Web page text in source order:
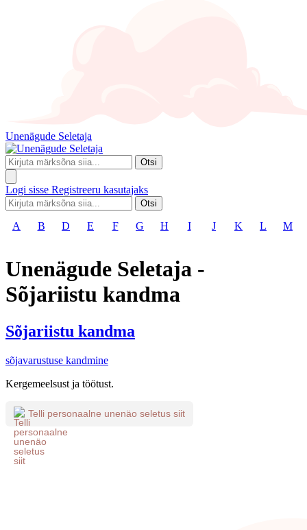
Unenägude Seletaja
Otsi
Logi sisse Registreeru kasutajaks
Otsi
A B D E F G H I J K L M
Unenägude Seletaja -
Sõjariistu kandma
Sõjariistu kandma
sõjavarustuse kandmine
Kergemeelsust ja töötust.
Telli personaalne unenäo seletus siit